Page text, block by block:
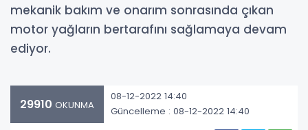
mekanik bakım ve onarım sonrasında çıkan
motor yağların bertarafını sağlamaya devam
ediyor.
29910 OKUNMA
08-12-2022 14:40
Güncelleme : 08-12-2022 14:40